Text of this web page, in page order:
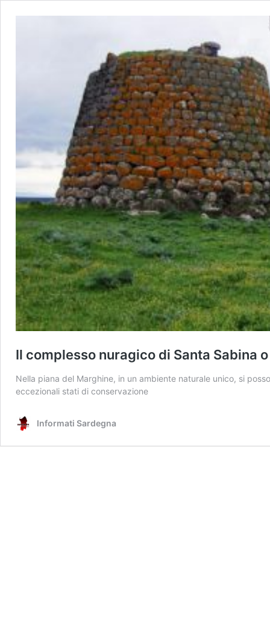
Il complesso nuragico di Santa Sabina
Nella piana del Marghine, in un ambiente naturale unico, si
eccezionali stati di conservazione
Informati Sardegna